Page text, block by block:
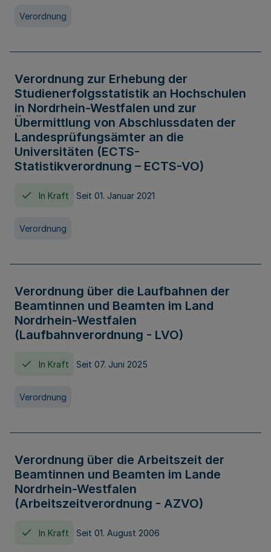
Verordnung
Verordnung zur Erhebung der
Studienerfolgsstatistik an Hochschulen
in Nordrhein-Westfalen und zur
Übermittlung von Abschlussdaten der
Landesprüfungsämter an die
Universitäten (ECTS-
Statistikverordnung – ECTS-VO)
In Kraft Seit 01. Januar 2021
Verordnung
Verordnung über die Laufbahnen der
Beamtinnen und Beamten im Land
Nordrhein-Westfalen
(Laufbahnverordnung - LVO)
In Kraft Seit 07. Juni 2025
Verordnung
Verordnung über die Arbeitszeit der
Beamtinnen und Beamten im Lande
Nordrhein-Westfalen
(Arbeitszeitverordnung - AZVO)
In Kraft Seit 01. August 2006